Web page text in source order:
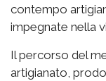
contempo
impegnate nella
Il percorso del
artigianato,